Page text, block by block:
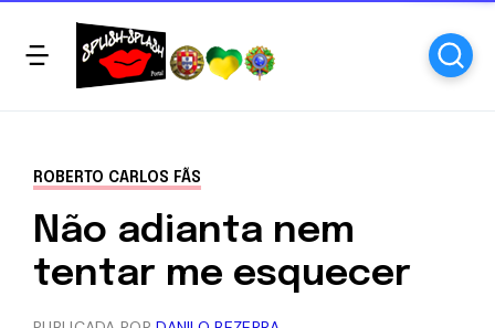
ROBERTO CARLOS FÃS
Não adianta nem
tentar me esquecer